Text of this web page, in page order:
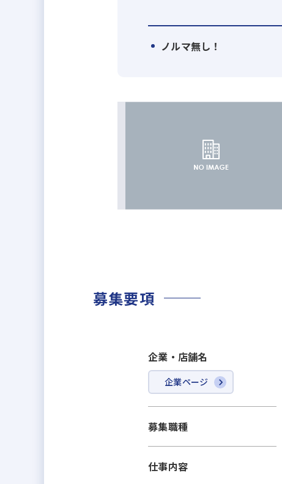
ノルマ無し！
募集要項
企業・店舗名
企業ページ
募集職種
仕事内容